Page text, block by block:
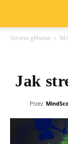
Strona główna
Jak
Przez